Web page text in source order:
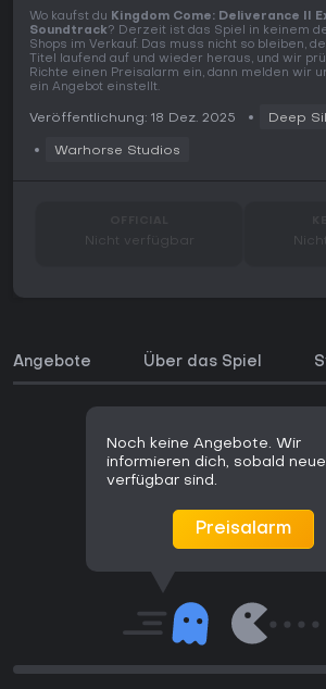
Wo kaufst du Kingdom Come: Deliverance II
Soundtrack? Derzeit ist das Spiel in keinem
Shops im Verkauf. Das muss nicht so bleiben,
Titel laufend auf und wieder heraus, und wir
Richte einen Preisalarm ein, dann melden wir
ein Angebot einstellt.
Veröffentlichung: 18 Dez. 2025 Deep
Warhorse Studios
Nicht verfügbar
Angebote Über das Spiel
Noch keine Angebote. Wir
informieren dich, sobald
verfügbar sind.
Preisalarm